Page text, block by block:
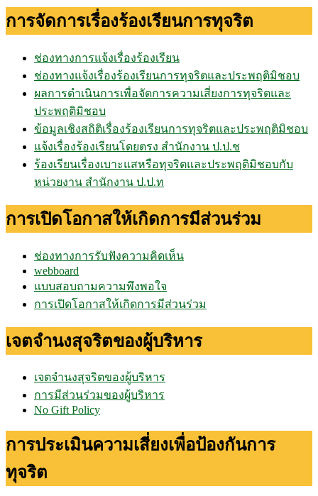
การจัดการเรื่องร้องเรียนการทุจริต
ช่องทางการแจ้งเรื่องร้องเรียน
ช่องทางแจ้งเรื่องร้องเรียนการทุจริตและประพฤติมิชอบ
ผลการดำเนินการเพื่อจัดการความเสี่ยงการทุจริตและ
ประพฤติมิชอบ
ข้อมูลเชิงสถิติเรื่องร้องเรียนการทุจริตและประพฤติมิชอบ
แจ้งเรื่องร้องเรียนโดยตรง สำนักงาน ป.ป.ช
ร้องเรียนเรื่องเบาะแสหรือทุจริตและประพฤติมิชอบกับ
หน่วยงาน สำนักงาน ป.ป.ท
การเปิดโอกาสให้เกิดการมีส่วนร่วม
ช่องทางการรับฟังความคิดเห็น
webboard
แบบสอบถามความพึงพอใจ
การเปิดโอกาสให้เกิดการมีส่วนร่วม
เจตจำนงสุจริตของผู้บริหาร
เจตจำนงสุจริตของผู้บริหาร
การมีส่วนร่วมของผู้บริหาร
No Gift Policy
การประเมินความเสี่ยงเพื่อป้องกันการ
ทุจริต